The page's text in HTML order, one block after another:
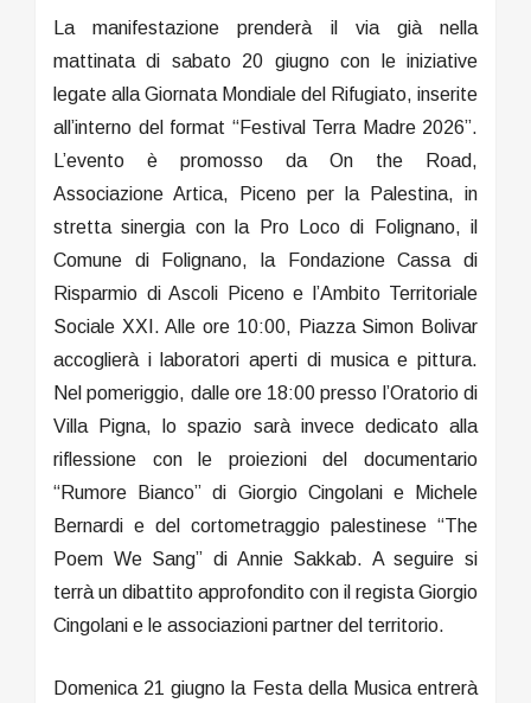
La manifestazione prenderà il via già nella
mattinata di sabato 20 giugno con le iniziative
legate alla Giornata Mondiale del Rifugiato, inserite
all’interno del format “Festival Terra Madre 2026”.
L’evento è promosso da On the Road,
Associazione Artica, Piceno per la Palestina, in
stretta sinergia con la Pro Loco di Folignano, il
Comune di Folignano, la Fondazione Cassa di
Risparmio di Ascoli Piceno e l’Ambito Territoriale
Sociale XXI. Alle ore 10:00, Piazza Simon Bolivar
accoglierà i laboratori aperti di musica e pittura.
Nel pomeriggio, dalle ore 18:00 presso l’Oratorio di
Villa Pigna, lo spazio sarà invece dedicato alla
riflessione con le proiezioni del documentario
“Rumore Bianco” di Giorgio Cingolani e Michele
Bernardi e del cortometraggio palestinese “The
Poem We Sang” di Annie Sakkab. A seguire si
terrà un dibattito approfondito con il regista Giorgio
Cingolani e le associazioni partner del territorio.
Domenica 21 giugno la Festa della Musica entrerà